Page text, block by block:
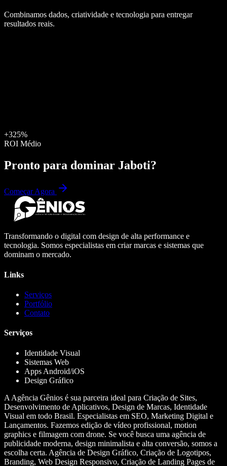
Combinamos dados, criatividade e tecnologia para entregar
resultados reais.
+325%
ROI Médio
Pronto para dominar Jaboti?
Começar Agora
Transformando o digital com design de alta performance e
tecnologia. Somos especialistas em criar marcas e sistemas que
dominam o mercado.
Links
Serviços
Portfólio
Contato
Serviços
Identidade Visual
Sistemas Web
Apps Android/iOS
Design Gráfico
A Agência Gênios é sua parceira ideal para Criação de Sites,
Desenvolvimento de Aplicativos, Design de Marcas, Identidade
Visual em todo Brasil. Especialistas em SEO, Marketing Digital e
Lançamentos. Fazemos edição de vídeo profissional, motion
graphics e filmagem com drone. Se você busca uma agência de
publicidade moderna, design minimalista e alta conversão, somos a
escolha certa. Agência de Design Gráfico, Criação de Logotipos,
Branding, Web Design Responsivo, Criação de Landing Pages de